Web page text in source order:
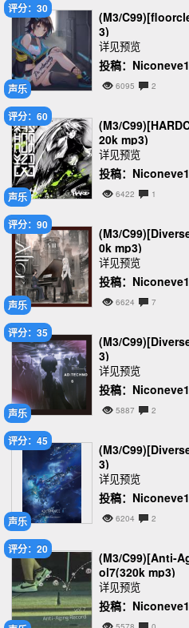
声乐
评分：30
(M3/
3)
详见预览
投稿：Niconeve1
6095 2
声乐
评分：60
(M3/
20k mp3)
详见预览
投稿：Niconeve1
6422 1
声乐
评分：90
(M3/
0k mp3)
详见预览
投稿：Niconeve1
6624 7
声乐
评分：35
(M3/
3)
详见预览
投稿：Niconeve1
5887 2
声乐
评分：45
(M3/
3)
详见预览
投稿：Niconeve1
6204 2
评分：20
(M3/C99)[Anti-
ol7(320k mp3)
详见预览
投稿：Niconeve1